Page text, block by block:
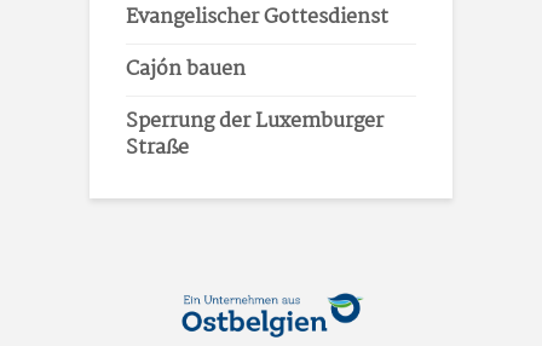
Evangelischer Gottesdienst
Cajón bauen
Sperrung der Luxemburger
Straße